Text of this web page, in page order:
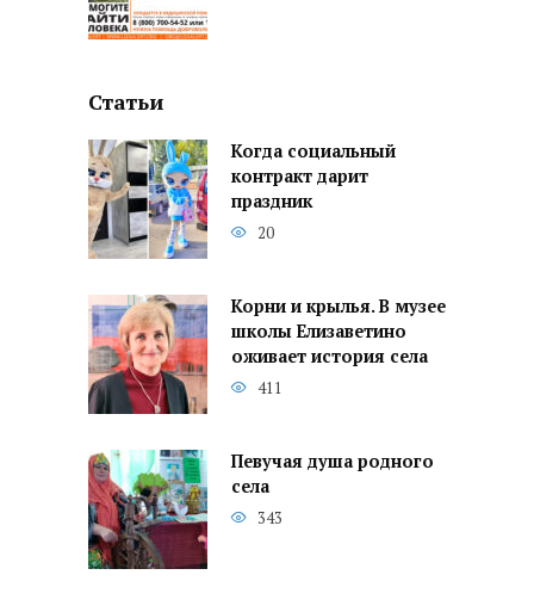
Статьи
Когда социальный
контракт дарит
праздник
20
Корни и крылья. В музее
школы Елизаветино
оживает история села
411
Певучая душа родного
села
343